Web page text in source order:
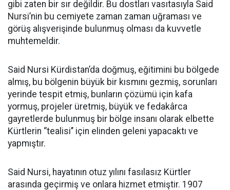
gibi zaten bir sır değildir. Bu dostları vasıtasıyla Said
Nursi’nin bu cemiyete zaman zaman uğraması ve
görüş alışverişinde bulunmuş olması da kuvvetle
muhtemeldir.
Said Nursi Kürdistan’da doğmuş, eğitimini bu bölgede
almış, bu bölgenin büyük bir kısmını gezmiş, sorunları
yerinde tespit etmiş, bunların çözümü için kafa
yormuş, projeler üretmiş, büyük ve fedakârca
gayretlerde bulunmuş bir bölge insanı olarak elbette
Kürtlerin ‘’tealisi’’ için elinden geleni yapacaktı ve
yapmıştır.
Said Nursi, hayatının otuz yılını fasılasız Kürtler
arasında geçirmiş ve onlara hizmet etmiştir. 1907